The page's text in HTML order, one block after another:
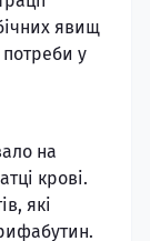
явищ
потреби у
на
крові.
які